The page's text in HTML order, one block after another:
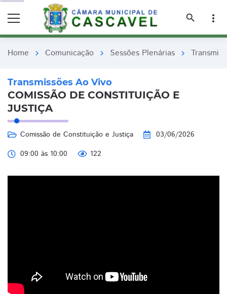
search
more_vert
Home chevron_right Comunicação chevron_right Sessões Plenárias chevron_right
Transmissões Ao Vivo
COMISSÃO DE CONSTITUIÇÃO E
JUSTIÇA
Comissão de Constituição e Justiça
03/06/2026
09:00 às 10:00
122